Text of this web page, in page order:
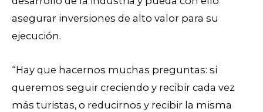
asegurar inversiones de alto valor para su
ejecución.
“Hay que hacernos muchas preguntas: si
queremos seguir creciendo y recibir cada vez
más turistas, o reducirnos y recibir la misma